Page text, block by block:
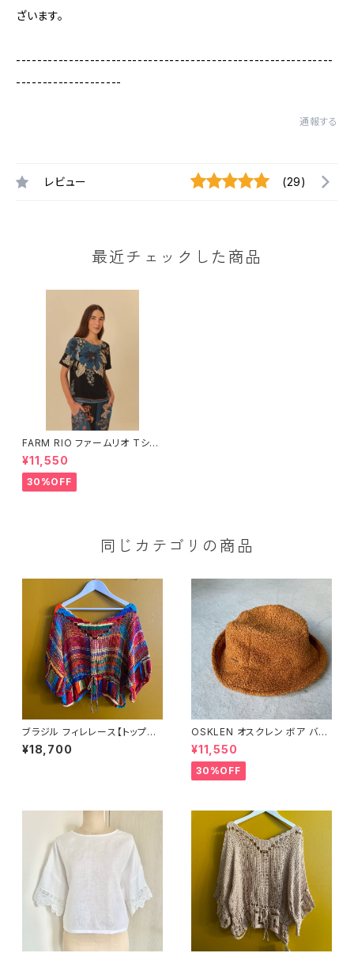
ざいます。
------------------------------------------------------------
--------------------
通報する
レビュー (29)
最近チェックした商品
FARM RIO ファームリオ Tシャ
ツ Dalia
¥11,550
30%OFF
同じカテゴリの商品
ブラジル フィレレース【トップス
22】
¥18,700
OSKLEN オスクレン ボア バケ
ットハット
¥11,550
30%OFF